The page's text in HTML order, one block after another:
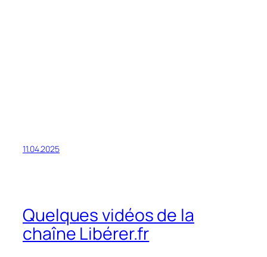
11.04.2025
Quelques vidéos de la
chaîne Libérer.fr